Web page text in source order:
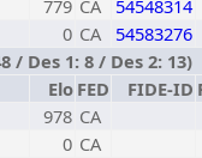
779 CA
54548314
0 CA
54583276
/ Des 1: 8 / Des 2: 13)
Elo FED FIDE-ID
978 CA
0 CA